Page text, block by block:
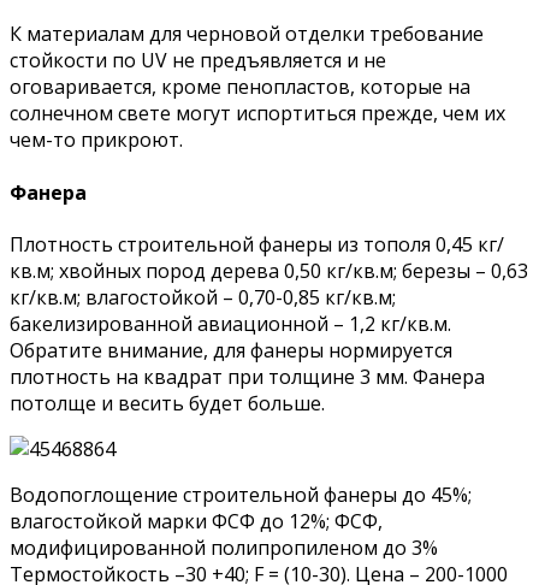
К материалам для черновой отделки требование
стойкости по UV не предъявляется и не
оговаривается, кроме пенопластов, которые на
солнечном свете могут испортиться прежде, чем их
чем-то прикроют.
Фанера
Плотность строительной фанеры из тополя 0,45 кг/
кв.м; хвойных пород дерева 0,50 кг/кв.м; березы – 0,63
кг/кв.м; влагостойкой – 0,70-0,85 кг/кв.м;
бакелизированной авиационной – 1,2 кг/кв.м.
Обратите внимание, для фанеры нормируется
плотность на квадрат при толщине 3 мм. Фанера
потолще и весить будет больше.
Водопоглощение строительной фанеры до 45%;
влагостойкой марки ФСФ до 12%; ФСФ,
модифицированной полипропиленом до 3%
Термостойкость –30 +40; F = (10-30). Цена – 200-1000